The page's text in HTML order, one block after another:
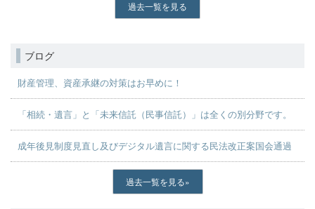
過去一覧を見る
ブログ
財産管理、資産承継の対策はお早めに！
「相続・遺言」と「未来信託（民事信託）」は全くの別分野です。
成年後見制度見直し及びデジタル遺言に関する民法改正案国会通過
過去一覧を見る